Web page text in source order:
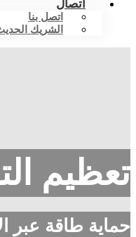
اتصال
اتصل بنا
الشريك
تعظيم
حماية طاقة عبر